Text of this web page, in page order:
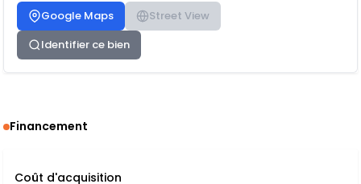
Google Maps
Street View
Identifier ce bien
Financement
Coût d'acquisition